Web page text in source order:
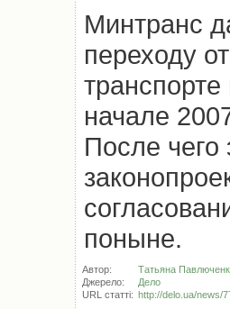
Минтранс
переходу
начале
После
поныне.
Автор:
Татьяна
Джерело:
Дело
URL статті: http://delo.ua/news/